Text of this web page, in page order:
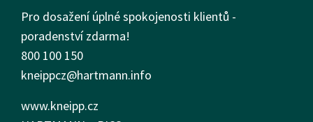
Pro dosažení úplné spokojenosti klientů -
poradenství zdarma!
800 100 150
kneippcz@hartmann.info
www.kneipp.cz